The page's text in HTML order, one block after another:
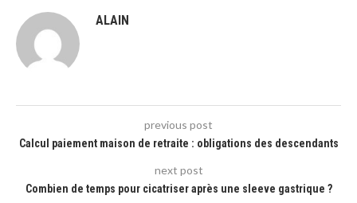
ALAIN
previous post
Calcul paiement maison de retraite : obligations des descendants
next post
Combien de temps pour cicatriser après une sleeve gastrique ?